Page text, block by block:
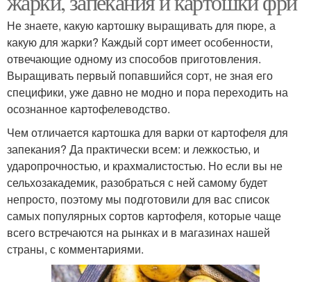
Не знаете, какую картошку выращивать для пюре, а
какую для жарки? Каждый сорт имеет особенности,
отвечающие одному из способов приготовления.
Выращивать первый попавшийся сорт, не зная его
специфики, уже давно не модно и пора переходить на
осознанное картофелеводство.
Чем отличается картошка для варки от картофеля для
запекания? Да практически всем: и лежкостью, и
ударопрочностью, и крахмалистостью. Но если вы не
сельхозакадемик, разобраться с ней самому будет
непросто, поэтому мы подготовили для вас список
самых популярных сортов картофеля, которые чаще
всего встречаются на рынках и в магазинах нашей
страны, с комментариями.